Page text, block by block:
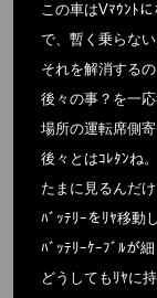
この車はVﾏｳﾝﾄに
で、暫く乗らな
それを解消する
後々の事？を一
場所の運転席側寄
後々とはｺﾚﾀﾝね
たまに見るんだ
ﾊﾞｯﾃﾘｰをﾘﾔ移動
ﾊﾞｯﾃﾘｰｹｰﾌﾞﾙが
どうしてもﾘﾔに